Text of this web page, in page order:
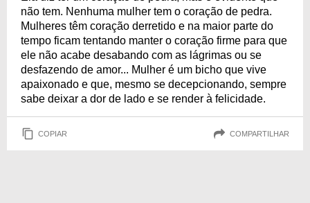
não tem. Nenhuma mulher tem o coração de pedra.
Mulheres têm coração derretido e na maior parte do
tempo ficam tentando manter o coração firme para que
ele não acabe desabando com as lágrimas ou se
desfazendo de amor... Mulher é um bicho que vive
apaixonado e que, mesmo se decepcionando, sempre
sabe deixar a dor de lado e se render à felicidade.
COPIAR COMPARTILHAR